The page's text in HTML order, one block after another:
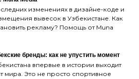
изменениях в дизайне-коде и
вывесок в Узбекистане. Как
рекламу? Помощь от Muna
бренды: как не упустить момент
впервые в истории выходит
мира. Это не просто спортивное